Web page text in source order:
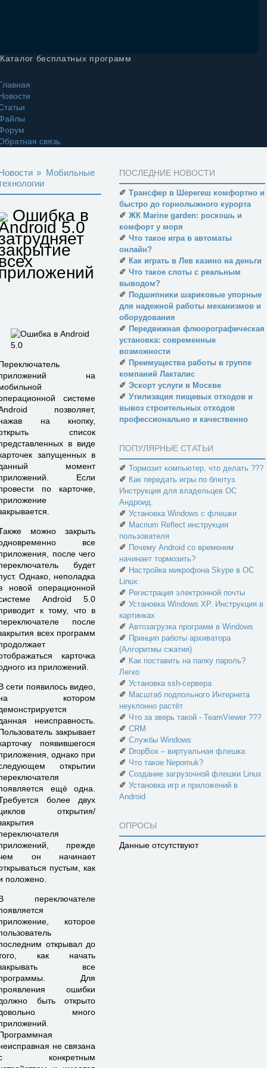
Каталог бесплатных программ
связь
» Мобильные
Ошибка в
5.0
на
системе
позволяет,
на кнопку,
список
в виде
запущенных в
момент
Если
по карточке,
можно закрыть
все
после чего
будет
Однако, неполадка
новой операционной
Android 5.0
к тому, что в
после
всех программ
карточка
из приложений.
сети появилось видео,
котором
неисправность.
закрывает
появившегося
однако при
открытии
ещё одна.
более двух
открытия/
прежде
он начинает
пустым, как
положено.
переключателе
которое
открывал до
как начать
все
Для
ошибки
быть открыто
много
не связана
конкретным
ПОСЛЕДНИЕ НОВОСТИ
✐ Трансфер в Шерегеш комфортно и
быстро до горнолыжного курорта
✐ ЖК Marine garden: роскошь и
комфорт у моря
✐ Что такое игра в автоматы
онлайн?
✐ Как играть в Лев казино на деньги
✐ Что такое слоты с реальным
выводом?
✐ Подшипники шариковые упорные
для надежной работы механизмов и
оборудования
✐ Передвижная флюорографическая
установка: современные
возможности
✐ Преимущества работы в группе
компаний Лакталис
✐ Эскорт услуги в Москве
✐ Утилизация пищевых отходов и
вывоз строительных отходов
профессионально и качественно
ПОПУЛЯРНЫЕ СТАТЬИ
✐ Тормозит компьютер, что делать ???
✐ Как передать игры по блютуз.
Инструкция для владельцев ОС
Андроид.
✐ Установка Windows с флешки
✐ Macrium Reflect инструкция
пользователя
✐ Почему Android со временем
начинает тормозить?
✐ Настройка микрофона Skype в ОС
Linux.
✐ Регистрация электронной почты
✐ Установка Windows XP. Инструкция в
картинках
✐ Автозагрузка программ в Windows
✐ Принцип работы архиватора
(Алгоритмы сжатия)
✐ Как поставить на папку пароль?
Легко
✐ Установка ssh-сервера
✐ Масштаб подпольного Интернета
неуклонно растёт
✐ Что за зверь такой - TeamViewer ???
✐ CRM
✐ Службы Windows
✐ DropBox – виртуальная флешка
✐ Что такое Nepomuk?
✐ Создание загрузочной флешки Linux
✐ Установка игр и приложений в
Android
ОПРОСЫ
Данные отсутствуют